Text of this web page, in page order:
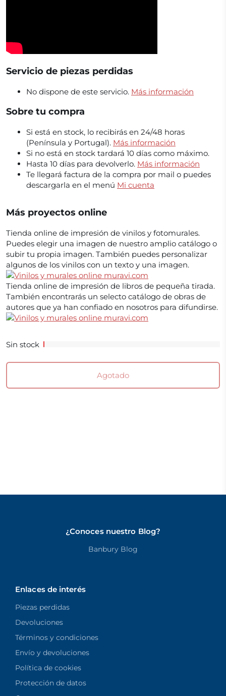
Servicio de piezas perdidas
No dispone de este servicio. Más información
Sobre tu compra
Si está en stock, lo recibirás en 24/48 horas
(Península y Portugal). Más información
Si no está en stock tardará 10 días como máximo.
Hasta 10 días para devolverlo. Más información
Te llegará factura de la compra por mail o puedes
descargarla en el menú Mi cuenta
Más proyectos online
Tienda online de impresión de vinilos y fotomurales.
Puedes elegir una imagen de nuestro amplio catálogo o
subir tu propia imagen. También puedes personalizar
algunos de los vinilos con un texto y una imagen.
Tienda online de impresión de libros de pequeña tirada.
También encontrarás un selecto catálogo de obras de
autores que ya han confiado en nosotros para difundirse.
Sin stock
Agotado
¿Conoces nuestro Blog?
Banbury Blog
Enlaces de interés
Piezas perdidas
Devoluciones
Términos y condiciones
Envío y devoluciones
Política de cookies
Protección de datos